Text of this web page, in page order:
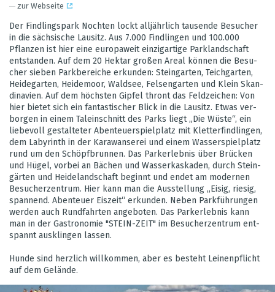
zur Web­seite
Der Find­lings­park Noch­ten lockt all­jähr­lich tau­sende Besu­cher
in die säch­si­sche Lau­sitz. Aus 7.000 Find­lin­gen und 100.000
Pflan­zen ist hier eine euro­pa­weit ein­zig­ar­tige Park­land­schaft
ent­stan­den. Auf dem 20 Hektar gro­ßen Areal kön­nen die Besu­
cher sie­ben Park­be­rei­che erkun­den: Stein­gar­ten, Teich­gar­ten,
Hei­de­gar­ten, Hei­de­moor, Wald­see, Fel­sen­gar­ten und Klein Skan­
di­na­vien. Auf dem höchs­ten Gip­fel thront das Feld­zei­chen: Von
hier bie­tet sich ein fan­tas­ti­scher Blick in die Lau­sitz. Etwas ver­
bor­gen in einem Tal­ein­schnitt des Parks liegt „Die Wüste“, ein
lie­be­voll gestal­te­ter Aben­teu­er­spiel­platz mit Klet­ter­find­lin­gen,
dem Laby­rinth in der Kara­wan­se­rei und einem Was­ser­spiel­platz
rund um den Schöpf­brun­nen. Das Par­k­er­leb­nis über Brü­cken
und Hügel, vor­bei an Bächen und Was­ser­kas­ka­den, durch Stein­
gär­ten und Hei­de­land­schaft beginnt und endet am moder­nen
Besu­cher­zen­trum. Hier kann man die Aus­stel­lung „Eisig, rie­sig,
span­nend. Aben­teuer Eis­zeit“ erkun­den. Neben Park­füh­run­gen
wer­den auch Rund­fahr­ten ange­bo­ten. Das Par­k­er­leb­nis kann
man in der Gas­tro­no­mie "STEIN-ZEIT" im Besu­cher­zen­trum ent­
spannt aus­klin­gen las­sen.
Hunde sind herz­lich will­kom­men, aber es besteht Lei­nen­pflicht
auf dem Gelände.